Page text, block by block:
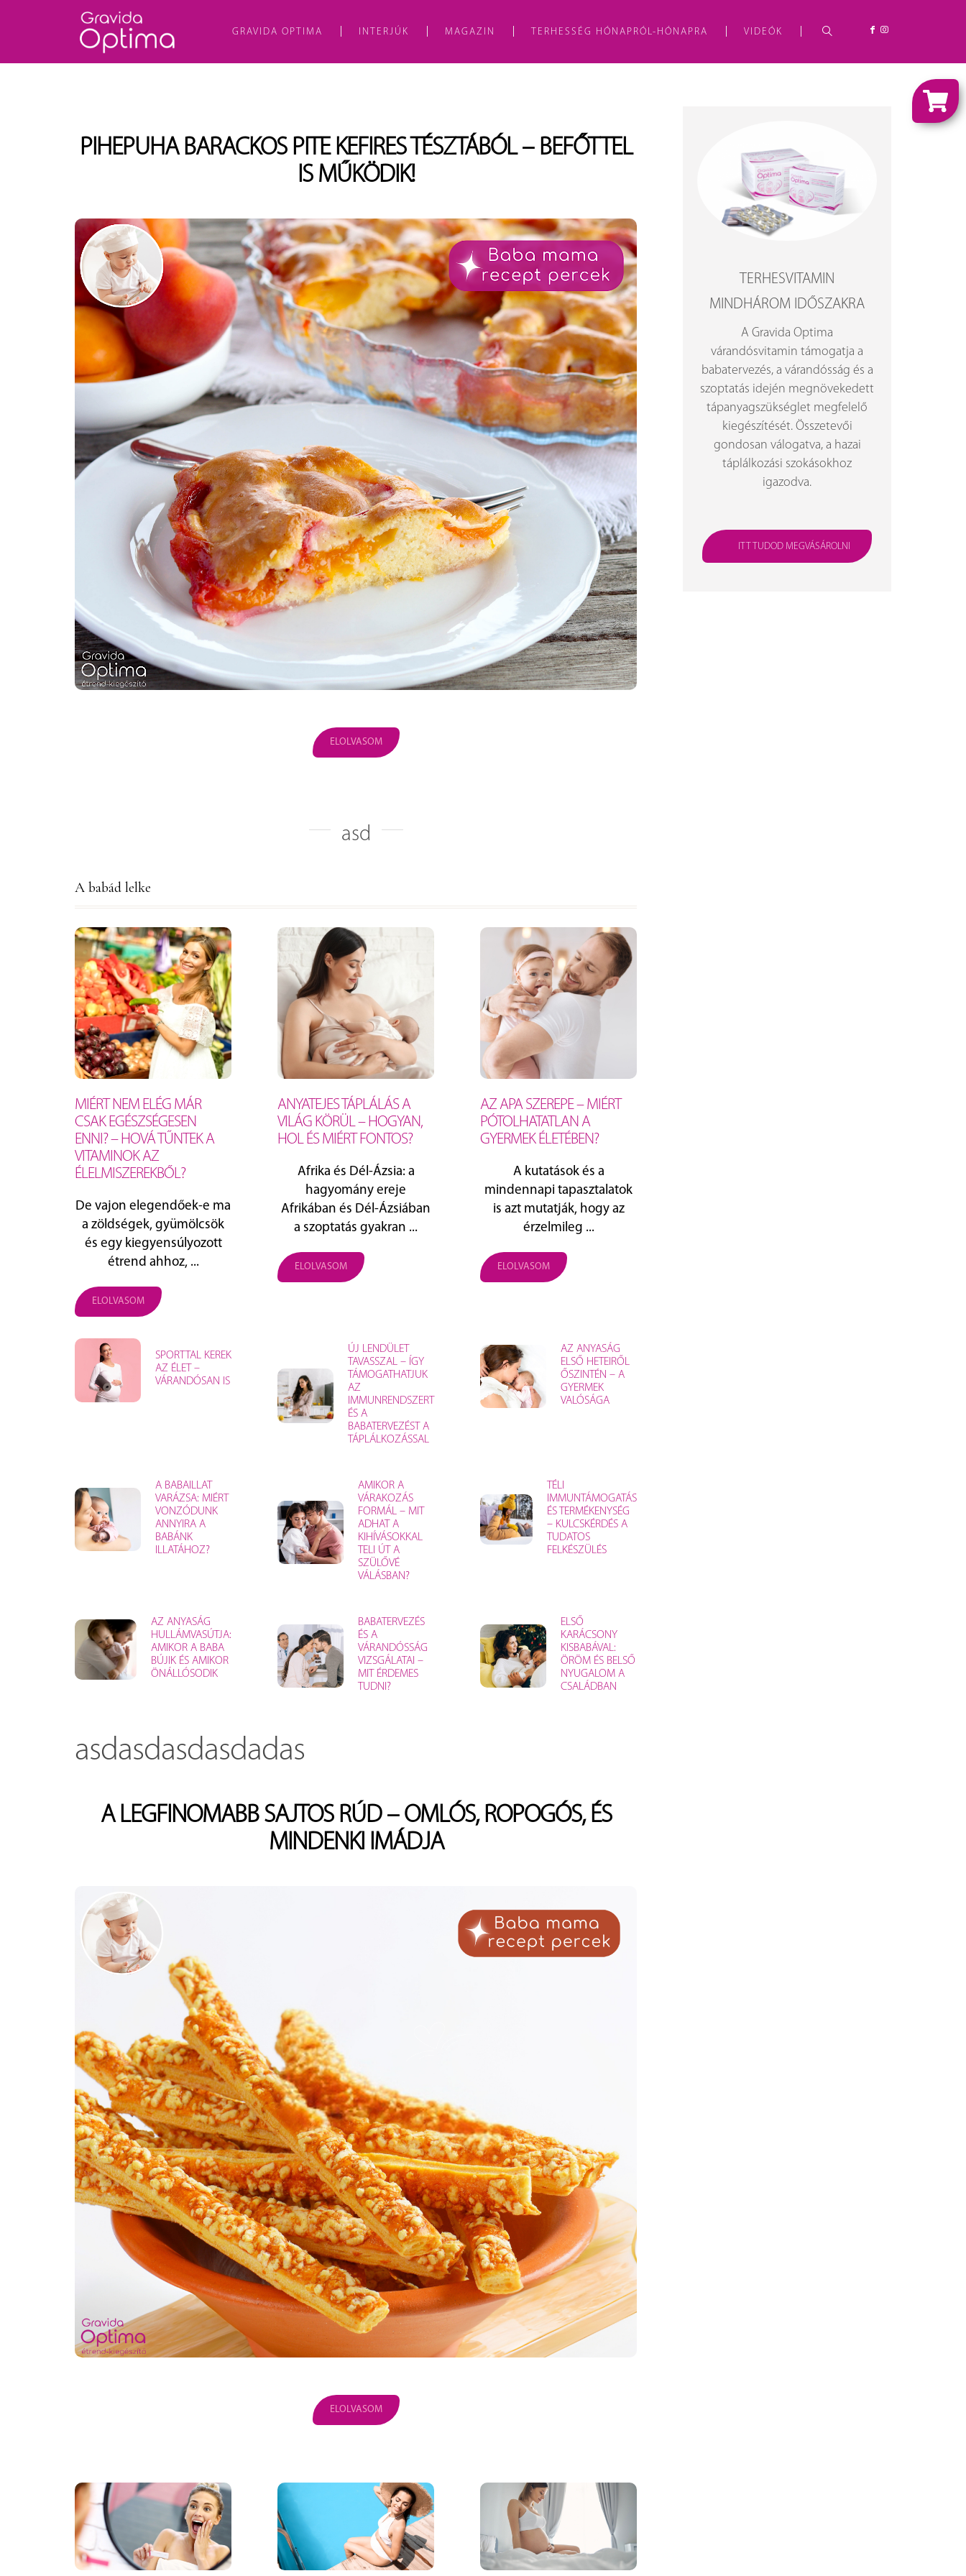
GRAVIDA OPTIMA INTERJÚK MAGAZIN TERHESSÉG HÓNAPRÓL-HÓNAPRA VIDEÓK
PIHEPUHA BARACKOS PITE KEFIRES TÉSZTÁBÓL – BEFŐTTEL
IS MŰKÖDIK!
ELOLVASOM
asd
A babád lelke
MIÉRT NEM ELÉG MÁR
CSAK EGÉSZSÉGESEN
ENNI? – HOVÁ TŰNTEK A
VITAMINOK AZ
ÉLELMISZEREKBŐL?
De vajon elegendőek-e ma
a zöldségek, gyümölcsök
és egy kiegyensúlyozott
étrend ahhoz, ...
ELOLVASOM
ANYATEJES TÁPLÁLÁS A
VILÁG KÖRÜL – HOGYAN,
HOL ÉS MIÉRT FONTOS?
Afrika és Dél‑Ázsia: a
hagyomány ereje
Afrikában és Dél‑Ázsiában
a szoptatás gyakran ...
ELOLVASOM
AZ APA SZEREPE – MIÉRT
PÓTOLHATATLAN A
GYERMEK ÉLETÉBEN?
A kutatások és a
mindennapi tapasztalatok
is azt mutatják, hogy az
érzelmileg ...
ELOLVASOM
SPORTTAL KEREK
AZ ÉLET –
VÁRANDÓSAN IS
ÚJ LENDÜLET
TAVASSZAL – ÍGY
TÁMOGATHATJUK
AZ
IMMUNRENDSZERT
ÉS A
BABATERVEZÉST A
TÁPLÁLKOZÁSSAL
AZ ANYASÁG
ELSŐ HETEIRŐL
ŐSZINTÉN – A
GYERMEK
VALÓSÁGA
A BABAILLAT
VARÁZSA: MIÉRT
VONZÓDUNK
ANNYIRA A
BABÁNK
ILLATÁHOZ?
AMIKOR A
VÁRAKOZÁS
FORMÁL – MIT
ADHAT A
KIHÍVÁSOKKAL
TELI ÚT A
SZÜLŐVÉ
VÁLÁSBAN?
TÉLI
IMMUNTÁMOGATÁS
ÉS TERMÉKENYSÉG
– KULCSKÉRDÉS A
TUDATOS
FELKÉSZÜLÉS
AZ ANYASÁG
HULLÁMVASÚTJA:
AMIKOR A BABA
BÚJIK ÉS AMIKOR
ÖNÁLLÓSODIK
BABATERVEZÉS
ÉS A
VÁRANDÓSSÁG
VIZSGÁLATAI –
MIT ÉRDEMES
TUDNI?
ELSŐ
KARÁCSONY
KISBABÁVAL:
ÖRÖM ÉS BELSŐ
NYUGALOM A
CSALÁDBAN
asdasdasdasdadas
A LEGFINOMABB SAJTOS RÚD – OMLÓS, ROPOGÓS, ÉS
MINDENKI IMÁDJA
ELOLVASOM
TERHESVITAMIN
MINDHÁROM IDŐSZAKRA
A Gravida Optima
várandósvitamin támogatja a
babatervezés, a várandósság és a
szoptatás idején megnövekedett
tápanyagszükséglet megfelelő
kiegészítését. Összetevői
gondosan válogatva, a hazai
táplálkozási szokásokhoz
igazodva.
ITT TUDOD MEGVÁSÁROLNI